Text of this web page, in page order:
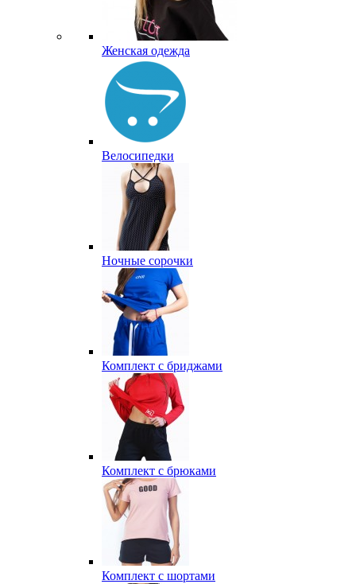
Женская одежда
Велосипедки
Ночные сорочки
Комплект с бриджами
Комплект с брюками
Комплект с шортами